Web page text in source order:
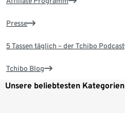
Presse
5 Tassen täglich – der Tchibo Podcast
Tchibo Blog
Unsere beliebtesten Kategorien